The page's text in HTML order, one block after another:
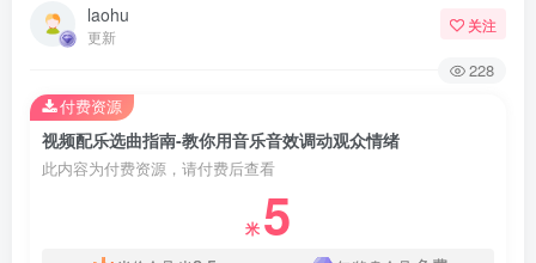
laohu
更新
关注
228
视频配乐选曲指南-教你用音乐音效调动观众情绪
此内容为付费资源，请付费后查看
米 5
付费资源